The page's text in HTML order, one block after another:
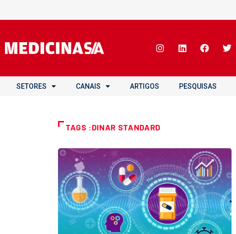
SETORES CANAIS ARTIGOS PESQUISAS
TAGS :DINAR STANDARD